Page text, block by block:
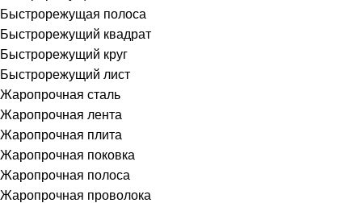
Быстрорежущая полоса
Быстрорежущий квадрат
Быстрорежущий круг
Быстрорежущий лист
Жаропрочная сталь
Жаропрочная лента
Жаропрочная плита
Жаропрочная поковка
Жаропрочная полоса
Жаропрочная проволока